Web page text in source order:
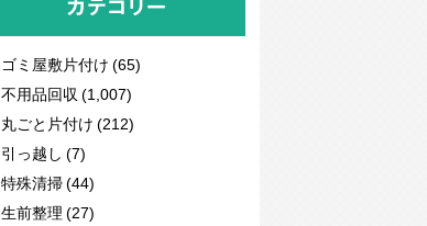
カテゴリー
ゴミ屋敷片付け (65)
不用品回収 (1,007)
丸ごと片付け (212)
引っ越し (7)
特殊清掃 (44)
生前整理 (27)